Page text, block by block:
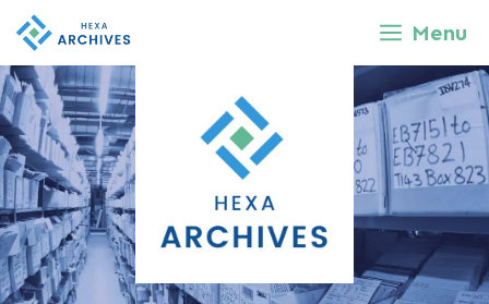
Aller
au
contenu
Menu